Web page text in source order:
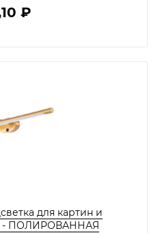
₽
для картин и
- ПОЛИРОВАННАЯ